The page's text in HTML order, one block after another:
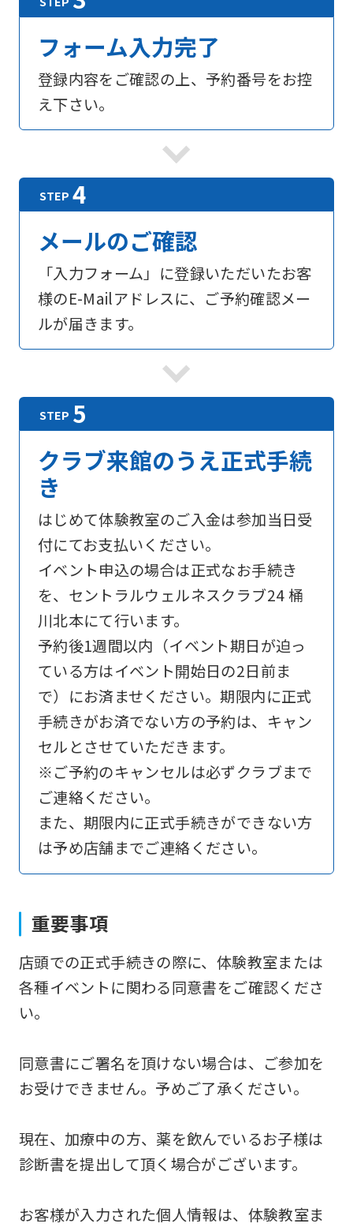
フォーム入力完了
登録内容をご確認の上、予約番号をお控
え下さい。
メールのご確認
「入力フォーム」に登録いただいたお客
様のE-Mailアドレスに、ご予約確認メー
ルが届きます。
クラブ来館のうえ正式手続
き
はじめて体験教室のご入金は参加当日受
付にてお支払いください。
イベント申込の場合は正式なお手続き
を、セントラルウェルネスクラブ24 桶
川北本にて行います。
予約後1週間以内（イベント期日が迫っ
ている方はイベント開始日の2日前ま
で）にお済ませください。期限内に正式
手続きがお済でない方の予約は、キャン
セルとさせていただきます。
※ご予約のキャンセルは必ずクラブまで
ご連絡ください。
また、期限内に正式手続きができない方
は予め店舗までご連絡ください。
重要事項
店頭での正式手続きの際に、体験教室または
各種イベントに関わる同意書をご確認くださ
い。
同意書にご署名を頂けない場合は、ご参加を
お受けできません。予めご了承ください。
現在、加療中の方、薬を飲んでいるお子様は
診断書を提出して頂く場合がございます。
お客様が入力された個人情報は、体験教室ま
For
foreigners
Central
Sports
website
is
automatically
translated
into
English.
Click
the
link
below
(start
translation)
to
return
top
page.
However,
you
use
an
automatic
translation
service,
the